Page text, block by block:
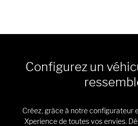
Configurez un
Créez, grâce à notre configurateur
Xperience de toutes vos envies.